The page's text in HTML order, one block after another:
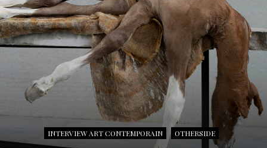
INTERVIEW ART CONTEMPORAIN OTHERSIDE